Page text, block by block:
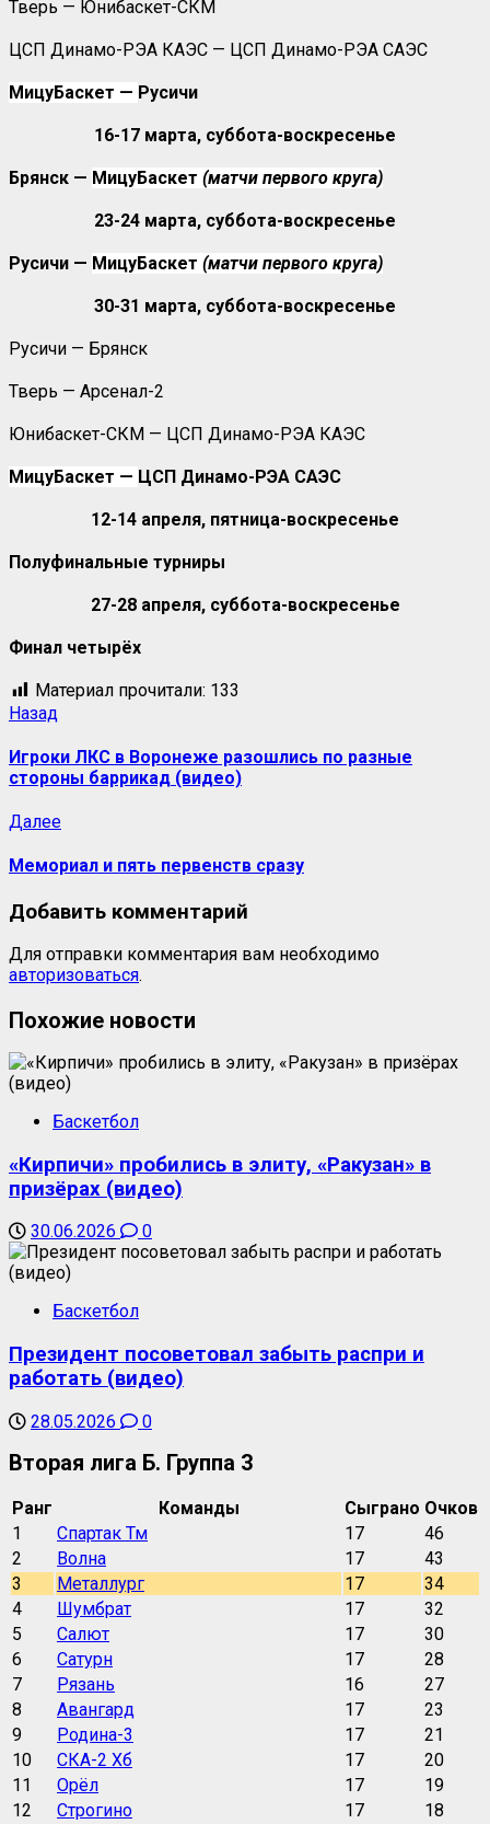
Тверь — Юнибаскет-СКМ
ЦСП Динамо-РЭА КАЭС — ЦСП Динамо-РЭА САЭС
МицуБаскет — Русичи
16-17 марта, суббота-воскресенье
Брянск — МицуБаскет (матчи первого круга)
23-24 марта, суббота-воскресенье
Русичи — МицуБаскет (матчи первого круга)
30-31 марта, суббота-воскресенье
Русичи — Брянск
Тверь — Арсенал-2
Юнибаскет-СКМ — ЦСП Динамо-РЭА КАЭС
МицуБаскет — ЦСП Динамо-РЭА САЭС
12-14 апреля, пятница-воскресенье
Полуфинальные турниры
27-28 апреля, суббота-воскресенье
Финал четырёх
Материал прочитали: 133
Навигация
записи
Назад
Игроки ЛКС в Воронеже разошлись по разные
стороны баррикад (видео)
ДалееСледующая
Мемориал и пять первенств сразу
Добавить комментарий
Для отправки комментария вам необходимо
авторизоваться.
Похожие новости
Баскетбол
«Кирпичи» пробились в элиту, «Ракузан» в
призёрах (видео)
30.06.2026 0
Баскетбол
Президент посоветовал забыть распри и
работать (видео)
28.05.2026 0
Вторая лига Б. Группа 3
Ранг Команды Сыграно Очков
1
Спартак Тм 17
46
2
Волна 17
43
3
Металлург 17
34
4
Шумбрат 17
32
5
Салют 17
30
6
Сатурн 17
28
7
Рязань 16
27
8
Авангард 17
23
9
Родина-3 17
21
10
СКА-2 Хб 17
20
11
Орёл 17
19
12
Строгино 17
18